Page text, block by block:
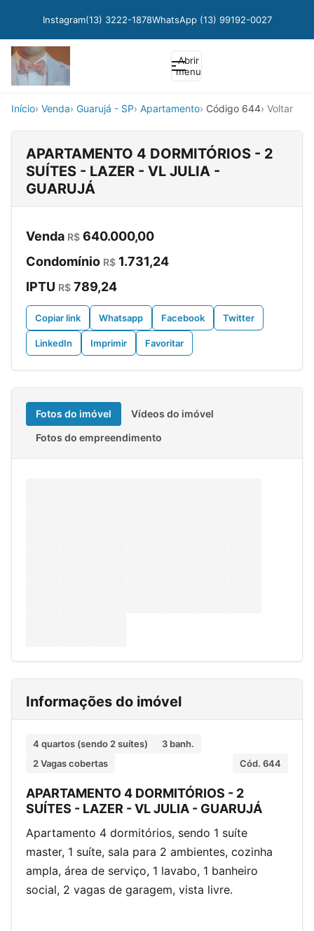
Instagram(13) 3222-1878WhatsApp (13) 99192-0027
Abrir
menu
Início Venda Guarujá - SP Apartamento Código 644 Voltar
APARTAMENTO 4 DORMITÓRIOS - 2
SUÍTES - LAZER - VL JULIA -
GUARUJÁ
Venda R$ 640.000,00
Condomínio R$ 1.731,24
IPTU R$ 789,24
Copiar link Whatsapp Facebook Twitter
LinkedIn Imprimir Favoritar
Fotos do imóvel
Vídeos do imóvel
Fotos do empreendimento
Informações do imóvel
4 quartos (sendo 2 suítes)
3 banh.
2 Vagas cobertas
Cód. 644
APARTAMENTO 4 DORMITÓRIOS - 2
SUÍTES - LAZER - VL JULIA - GUARUJÁ
Apartamento 4 dormitórios, sendo 1 suíte
master, 1 suíte, sala para 2 ambientes, cozinha
ampla, área de serviço, 1 lavabo, 1 banheiro
social, 2 vagas de garagem, vista livre.